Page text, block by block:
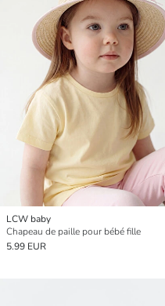
LCW baby
Chapeau de paille pour bébé fille
5.99 EUR